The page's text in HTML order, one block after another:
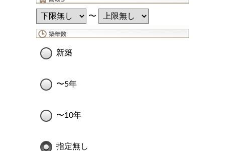
〜
新築
〜5年
〜10年
指定無し